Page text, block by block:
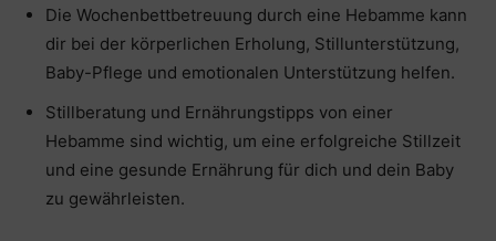
Die Wochenbettbetreuung durch eine Hebamme kann
dir bei der körperlichen Erholung, Stillunterstützung,
Baby-Pflege und emotionalen Unterstützung helfen.
Stillberatung und Ernährungstipps von einer
Hebamme sind wichtig, um eine erfolgreiche Stillzeit
und eine gesunde Ernährung für dich und dein Baby
zu gewährleisten.